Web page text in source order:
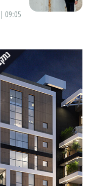
09:05 | 27/03/2025